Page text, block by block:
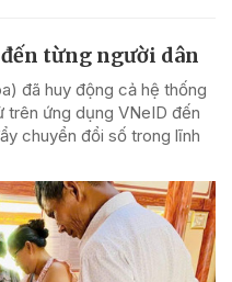
từng người dân
đã huy động cả hệ thống
ứng dụng VNeID đến
chuyển đổi số trong lĩnh